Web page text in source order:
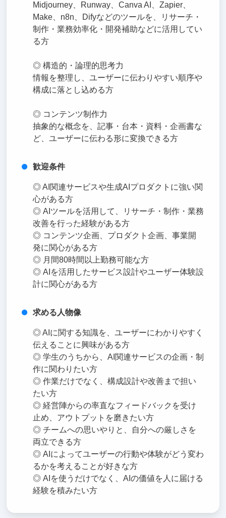
Midjourney、Runway、Canva AI、Zapier、
Make、n8n、Difyなどのツールを、リサーチ・
制作・業務効率化・開発補助などに活用してい
る方
◎ 構造的・論理的思考力
情報を整理し、ユーザーに伝わりやすい順序や
構成に落とし込める方
◎ コンテンツ制作力
抽象的な概念を、記事・台本・資料・企画書な
ど、ユーザーに伝わる形に変換できる方
歓迎条件
◎ AI関連サービスや生成AIプロダクトに強い関
心がある方
◎ AIツールを活用して、リサーチ・制作・業務
改善を行った経験がある方
◎ コンテンツ企画、プロダクト企画、事業開
発に関心がある方
◎ 月間80時間以上勤務可能な方
◎ AIを活用したサービス設計やユーザー体験設
計に関心がある方
求める人物像
◎ AIに関する知識を、ユーザーにわかりやすく
伝えることに興味がある方
◎ 学生のうちから、AI関連サービスの企画・制
作に関わりたい方
◎ 作業だけでなく、構成設計や改善まで担い
たい方
◎ 経営陣からの率直なフィードバックを受け
止め、アウトプットを磨きたい方
◎ チームへの思いやりと、自分への厳しさを
両立できる方
◎ AIによってユーザーの行動や体験がどう変わ
るかを考えることが好きな方
◎ AIを使うだけでなく、AIの価値を人に届ける
経験を積みたい方